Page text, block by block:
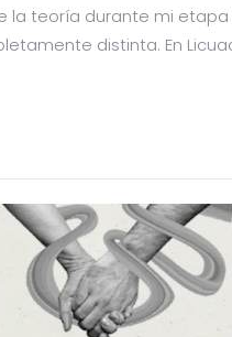
teoría durante mi etapa
distinta. En